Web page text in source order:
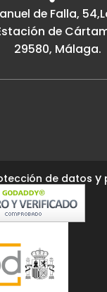
de Falla,
de
29580, Málaga.
de datos y